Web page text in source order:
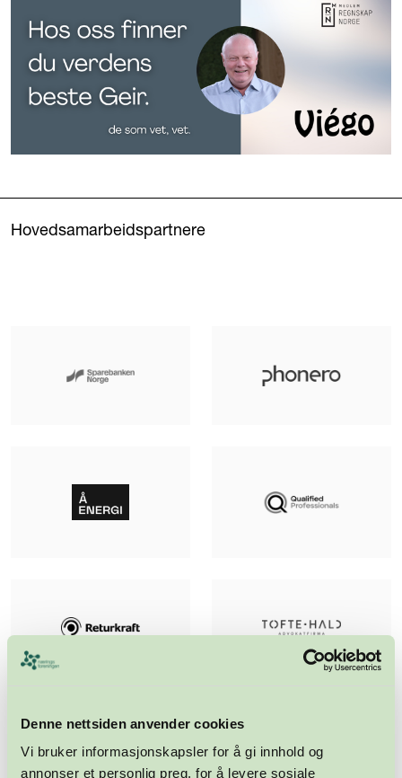
Denne nettsiden anvender cookies
Vi bruker informasjonskapsler for å gi innhold og
annonser et personlig preg, for å levere sosiale
Hovedsamarbeidspartnere